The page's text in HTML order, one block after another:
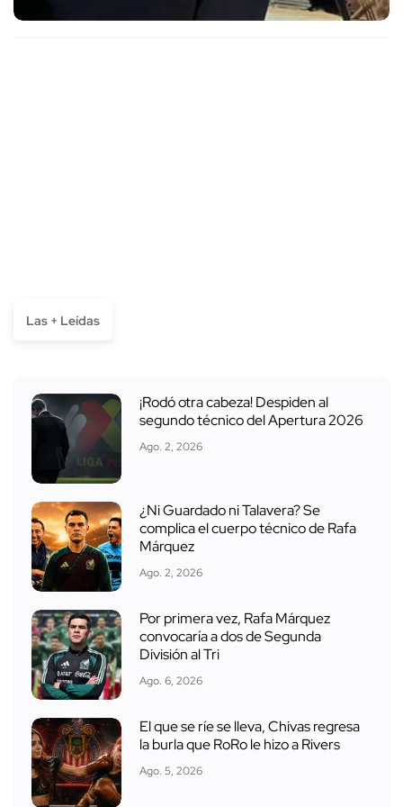
Las + Leídas
¡Rodó otra cabeza! Despiden al
segundo técnico del Apertura 2026
Ago. 2, 2026
¿Ni Guardado ni Talavera? Se
complica el cuerpo técnico de Rafa
Márquez
Ago. 2, 2026
Por primera vez, Rafa Márquez
convocaría a dos de Segunda
División al Tri
Ago. 6, 2026
El que se ríe se lleva, Chivas regresa
la burla que RoRo le hizo a Rivers
Ago. 5, 2026